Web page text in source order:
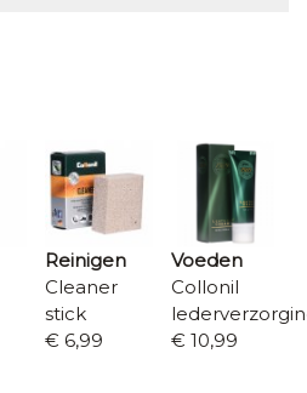
Reinigen
Cleaner
stick
€ 6,99
Voeden
Collonil
€ 10,99